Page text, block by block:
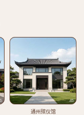
通州殡仪馆